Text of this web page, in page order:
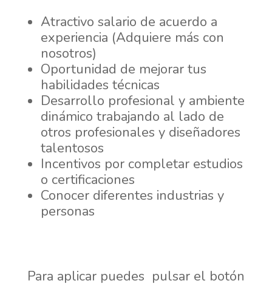
Atractivo salario de acuerdo a
experiencia (Adquiere más con
nosotros)
Oportunidad de mejorar tus
habilidades técnicas
Desarrollo profesional y ambiente
dinámico trabajando al lado de
otros profesionales y diseñadores
talentosos
Incentivos por completar estudios
o certificaciones
Conocer diferentes industrias y
personas
Para aplicar puedes pulsar el botón